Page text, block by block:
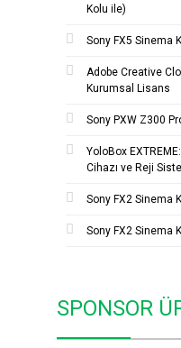
Kolu ile)
Sony FX5 Sinema
Adobe Creative
Kurumsal Lisans
Sony PXW Z300
YoloBox
Cihazı ve Reji
Sony FX2 Sinema
Sony FX2 Sinema
SPONSOR